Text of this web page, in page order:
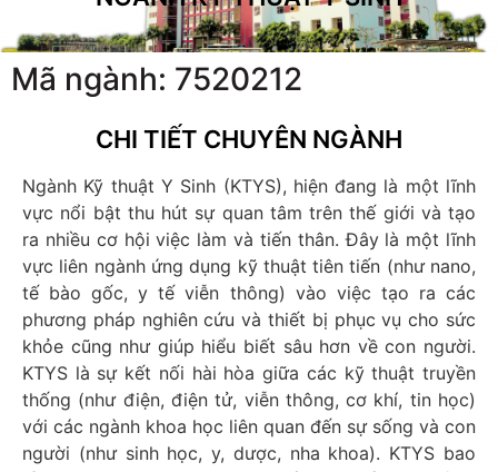
Mã ngành: 7520212
CHI TIẾT CHUYÊN NGÀNH
Ngành Kỹ thuật Y Sinh (KTYS), hiện đang là một lĩnh
vực nổi bật thu hút sự quan tâm trên thế giới và tạo
ra nhiều cơ hội việc làm và tiến thân. Đây là một lĩnh
vực liên ngành ứng dụng kỹ thuật tiên tiến (như nano,
tế bào gốc, y tế viễn thông) vào việc tạo ra các
phương pháp nghiên cứu và thiết bị phục vụ cho sức
khỏe cũng như giúp hiểu biết sâu hơn về con người.
KTYS là sự kết nối hài hòa giữa các kỹ thuật truyền
thống (như điện, điện tử, viễn thông, cơ khí, tin học)
với các ngành khoa học liên quan đến sự sống và con
người (như sinh học, y, dược, nha khoa). KTYS bao